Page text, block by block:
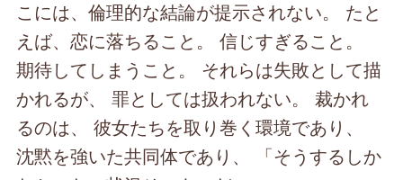
こには、倫理的な結論が提示されない。 たと
えば、恋に落ちること。 信じすぎること。
期待してしまうこと。 それらは失敗として描
かれるが、 罪としては扱われない。 裁かれ
るのは、 彼女たちを取り巻く環境であり、
沈黙を強いた共同体であり、 「そうするしか